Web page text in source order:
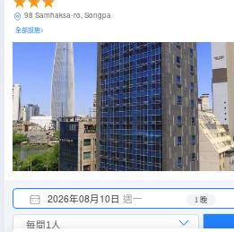
98 Samhaksa-ro, Songpa
全部設施>
2026年08月10日 週一 1 晚